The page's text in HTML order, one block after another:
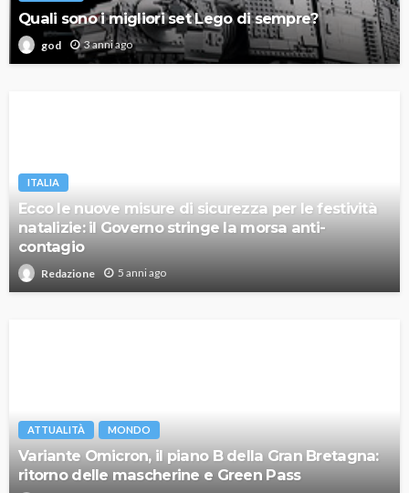
Quali sono i migliori set Lego di sempre?
god 3 anni ago
ITALIA
Ecco le nuove misure di sicurezza per le festività
natalizie: il Governo stringe la morsa anti-
contagio
Redazione 5 anni ago
ATTUALITÀ MONDO
Variante Omicron, il piano B della Gran Bretagna:
ritorno delle mascherine e Green Pass